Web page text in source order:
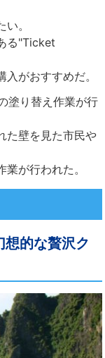
。
る"Ticket
がおすすめだ。
塗り替え作業が行
た壁を見た市民や
が行われた。
的な贅沢ク